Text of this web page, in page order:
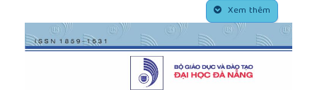
evaluation of electric vehicle chassis under static
and dynamic loads”,Scientific Reports, vol. 15, no.
1, p. 5168, 2025.
https://doi.org/10.1038/s41598-
025-86924-w
D. A. Dolla and R. B. Nallamothu, “Analytical
Xem thêm